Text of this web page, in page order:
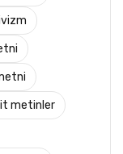
metinler